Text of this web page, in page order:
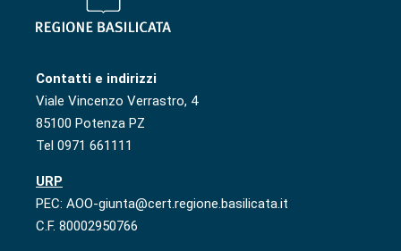
Contatti e indirizzi
Viale Vincenzo Verrastro, 4
85100 Potenza PZ
Tel 0971 661111
URP
PEC: AOO-giunta@cert.regione.basilicata.it
C.F. 80002950766